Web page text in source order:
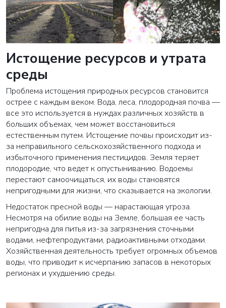
Истощение ресурсов и утрата
среды
Проблема истощения природных ресурсов становится
острее с каждым веком. Вода, леса, плодородная почва —
все это используется в нуждах различных хозяйств в
больших объемах, чем может восстановиться
естественным путем. Истощение почвы происходит из-
за неправильного сельскохозяйственного подхода и
избыточного применения пестицидов. Земля теряет
плодородие, что ведет к опустыниванию. Водоемы
перестают самоочищаться, их воды становятся
непригодными для жизни, что сказывается на экологии.
Недостаток пресной воды — нарастающая угроза.
Несмотря на обилие воды на Земле, большая ее часть
непригодна для питья из-за загрязнения сточными
водами, нефтепродуктами, радиоактивными отходами.
Хозяйственная деятельность требует огромных объемов
воды, что приводит к исчерпанию запасов в некоторых
регионах и ухудшению среды.